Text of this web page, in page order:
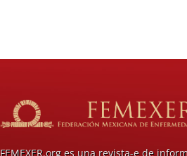
FEMEXER.org es una revista-e de